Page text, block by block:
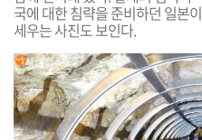
국에 대한 침략을 준비하던 일본
세우는 사진도 보인다.